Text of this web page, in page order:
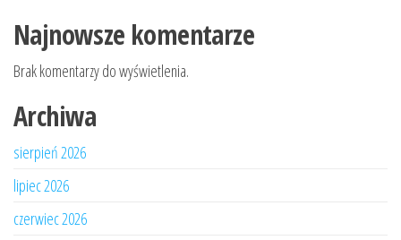
Najnowsze komentarze
Brak komentarzy do wyświetlenia.
Archiwa
sierpień 2026
lipiec 2026
czerwiec 2026